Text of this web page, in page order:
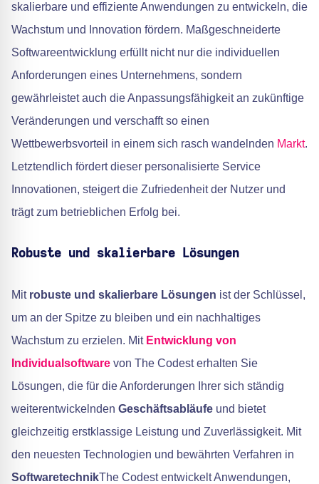
skalierbare und effiziente Anwendungen zu entwickeln, die
Wachstum und Innovation fördern. Maßgeschneiderte
Softwareentwicklung erfüllt nicht nur die individuellen
Anforderungen eines Unternehmens, sondern
gewährleistet auch die Anpassungsfähigkeit an zukünftige
Veränderungen und verschafft so einen
Wettbewerbsvorteil in einem sich rasch wandelnden Markt.
Letztendlich fördert dieser personalisierte Service
Innovationen, steigert die Zufriedenheit der Nutzer und
trägt zum betrieblichen Erfolg bei.
Robuste und skalierbare Lösungen
Mit robuste und skalierbare Lösungen ist der Schlüssel,
um an der Spitze zu bleiben und ein nachhaltiges
Wachstum zu erzielen. Mit Entwicklung von
Individualsoftware von The Codest erhalten Sie
Lösungen, die für die Anforderungen Ihrer sich ständig
weiterentwickelnden Geschäftsabläufe und bietet
gleichzeitig erstklassige Leistung und Zuverlässigkeit. Mit
den neuesten Technologien und bewährten Verfahren in
SoftwaretechnikThe Codest entwickelt Anwendungen,